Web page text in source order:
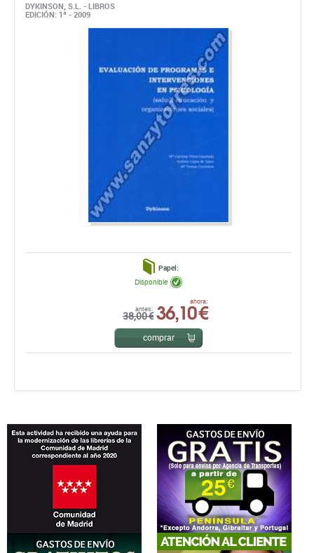
DYKINSON, S.L. - LIBROS
EDICIÓN: 1ª - 2009
Papel:
antes:
38,00 €
ahora:
36,10 €
Disponible
comprar